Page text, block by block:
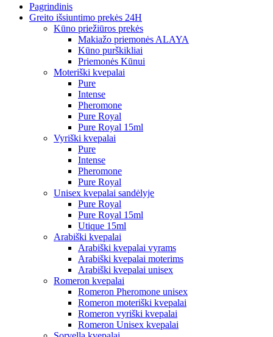
Pagrindinis
Greito išsiuntimo prekės 24H
Kūno priežiūros prekės
Makiažo priemonės ALAYA
Kūno purškikliai
Priemonės Kūnui
Moteriški kvepalai
Pure
Intense
Pheromone
Pure Royal
Pure Royal 15ml
Vyriški kvepalai
Pure
Intense
Pheromone
Pure Royal
Unisex kvepalai sandėlyje
Pure Royal
Pure Royal 15ml
Utique 15ml
Arabiški kvepalai
Arabiški kvepalai vyrams
Arabiški kvepalai moterims
Arabiški kvepalai unisex
Romeron kvepalai
Romeron Pheromone unisex
Romeron moteriški kvepalai
Romeron vyriški kvepalai
Romeron Unisex kvepalai